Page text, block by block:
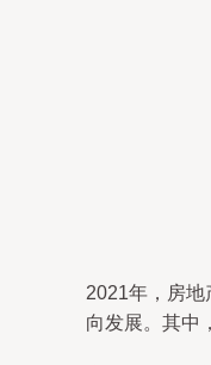
2021年，房
向发展。其中